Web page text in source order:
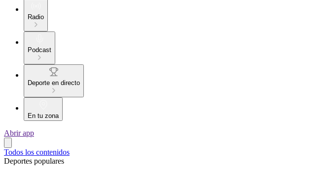
Radio
Podcast
Deporte en directo
En tu zona
Abrir app
Todos los contenidos
Deportes populares